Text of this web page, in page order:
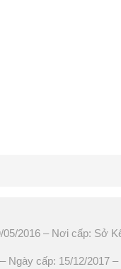
2016 – Nơi cấp: Sở
cấp: 15/12/2017